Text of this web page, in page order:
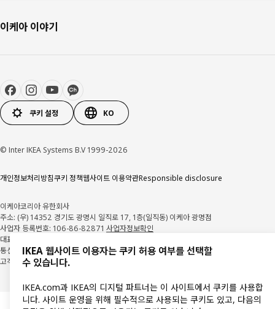
이케아 이야기
쿠키 설정 KO
© Inter IKEA Systems B.V 1999-2026
개인정보처리방침쿠키 정책웹사이트 이용약관Responsible disclosure
이케아코리아 유한회사
주소: (우) 14352 경기도 광명시 일직로 17, 1층(일직동) 이케아 광명점
사업자 등록번호: 106-86-82871 사업자정보확인
대표자: 이사벨 푸치 팔렘
통신판매업 신고: 2018-경기광명-0209
고객지원센터: 1670-4532
IKEA 웹사이트 이용자는 쿠키 허용 여부를 선택할
수 있습니다.
IKEA.com과 IKEA의 디지털 파트너는 이 사이트에서 쿠키를 사용합
니다. 사이트 운영을 위해 필수적으로 사용되는 쿠키도 있고, 다음의